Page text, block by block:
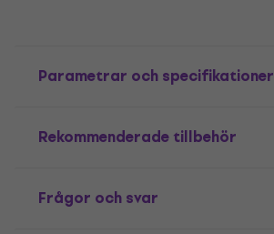
Parametrar och specifikationer
Rekommenderade tillbehör
Frågor och svar